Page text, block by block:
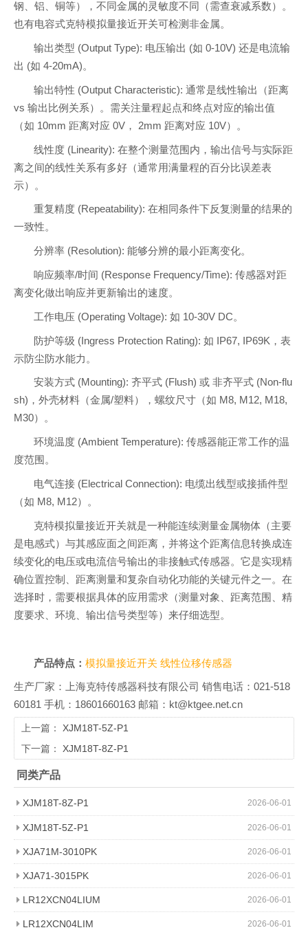
钢、铝、铜等），不同金属的灵敏度不同（需查衰减系数）。
也有电容式克特模拟量接近开关可检测非金属。
输出类型 (Output Type): 电压输出 (如 0-10V) 还是电流输
出 (如 4-20mA)。
输出特性 (Output Characteristic): 通常是线性输出（距离
vs 输出比例关系）。需关注量程起点和终点对应的输出值
（如 10mm 距离对应 0V， 2mm 距离对应 10V）。
线性度 (Linearity): 在整个测量范围内，输出信号与实际距
离之间的线性关系有多好（通常用满量程的百分比误差表
示）。
重复精度 (Repeatability): 在相同条件下反复测量的结果的
一致性。
分辨率 (Resolution): 能够分辨的最小距离变化。
响应频率/时间 (Response Frequency/Time): 传感器对距
离变化做出响应并更新输出的速度。
工作电压 (Operating Voltage): 如 10-30V DC。
防护等级 (Ingress Protection Rating): 如 IP67, IP69K，表
示防尘防水能力。
安装方式 (Mounting): 齐平式 (Flush) 或 非齐平式 (Non-flu
sh)，外壳材料（金属/塑料），螺纹尺寸（如 M8, M12, M18,
M30）。
环境温度 (Ambient Temperature): 传感器能正常工作的温
度范围。
电气连接 (Electrical Connection): 电缆出线型或接插件型
（如 M8, M12）。
克特模拟量接近开关就是一种能连续测量金属物体（主要
是电感式）与其感应面之间距离，并将这个距离信息转换成连
续变化的电压或电流信号输出的非接触式传感器。它是实现精
确位置控制、距离测量和复杂自动化功能的关键元件之一。在
选择时，需要根据具体的应用需求（测量对象、距离范围、精
度要求、环境、输出信号类型等）来仔细选型。
产品特点：模拟量接近开关线性位移传感器
生产厂家：上海克特传感器科技有限公司 销售电话：021-518
60181 手机：18601660163 邮箱：kt@ktgee.net.cn
上一篇： XJM18T-5Z-P1
下一篇： XJM18T-8Z-P1
同类产品
2026-06-01
XJM18T-8Z-P1
2026-06-01
XJM18T-5Z-P1
2026-06-01
XJA71M-3010PK
2026-06-01
XJA71-3015PK
2026-06-01
LR12XCN04LIUM
2026-06-01
LR12XCN04LIM